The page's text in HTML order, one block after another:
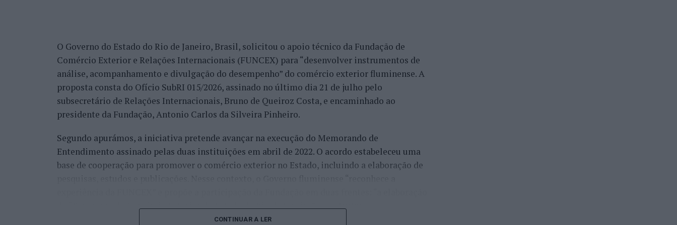
venda do imóvel deles, para comprar um imóvel, para um desenvolvimento turístico”,
revelou.
A procura internacional e a transformação da habitação impulsionam o
“crescimento da região”
Além da procura nacional, António Carlos frisa que o mercado imobiliário da Beira Interior
está também a captar investidores estrangeiros, “nomeadamente do Brasil, França, Israel e
espanhóis”.
destinos mais procurados da Europa e do mundo”.
O Governo do Estado do Rio de Janeiro, Brasil, solicitou o apoio técnico da Fundação de
Comércio Exterior e Relações Internacionais (FUNCEX) para “desenvolver instrumentos de
análise, acompanhamento e divulgação do desempenho” do comércio exterior fluminense. A
proposta consta do Ofício SubRI 015/2026, assinado no último dia 21 de julho pelo
subsecretário de Relações Internacionais, Bruno de Queiroz Costa, e encaminhado ao
presidente da Fundação, Antonio Carlos da Silveira Pinheiro.
Segundo apurámos, a iniciativa pretende avançar na execução do Memorando de
Entendimento assinado pelas duas instituições em abril de 2022. O acordo estabeleceu uma
base de cooperação para promover o comércio exterior no Estado, incluindo a elaboração de
do “Panorama de Comércio Exterior do Estado do Rio de Janeiro” e a estruturação e
certificação dos conteúdos de um Dashboard de Comércio Exterior”.
CONTINUAR A LER